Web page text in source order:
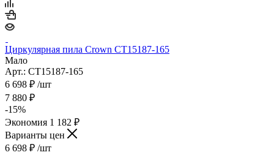
Циркулярная пила Crown CT15187-165
Мало
Арт.: CT15187-165
6 698 ₽ /шт
7 880 ₽
-15%
Экономия 1 182 ₽
Варианты цен
6 698 ₽ /шт